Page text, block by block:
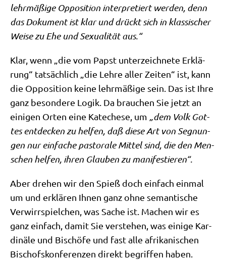
lehr­mä­ßi­ge Oppo­si­ti­on inter­pre­tiert wer­den, denn
das Doku­ment ist klar und drückt sich in klas­si­scher
Wei­se zu Ehe und Sexua­li­tät aus.“
Klar, wenn „die vom Papst unter­zeich­ne­te Erklä­
rung“ tat­säch­lich „die Leh­re aller Zei­ten“ ist, kann
die Oppo­si­ti­on kei­ne lehr­mä­ßi­ge sein. Das ist Ihre
ganz beson­de­re Logik. Da brau­chen Sie jetzt an
eini­gen Orten eine Kate­che­se, um „dem Volk Got­
tes ent­decken zu hel­fen, daß die­se Art von Seg­nun­
gen nur ein­fa­che pasto­ra­le Mit­tel sind, die den Men­
schen hel­fen, ihren Glau­ben zu manifestieren“.
Aber dre­hen wir den Spieß doch ein­fach ein­mal
um und erklä­ren Ihnen ganz ohne seman­ti­sche
Ver­wirr­spiel­chen, was Sache ist. Machen wir es
ganz ein­fach, damit Sie ver­ste­hen, was eini­ge Kar­
di­nä­le und Bischö­fe und fast alle afri­ka­ni­schen
Bischofs­kon­fe­ren­zen direkt begrif­fen haben.